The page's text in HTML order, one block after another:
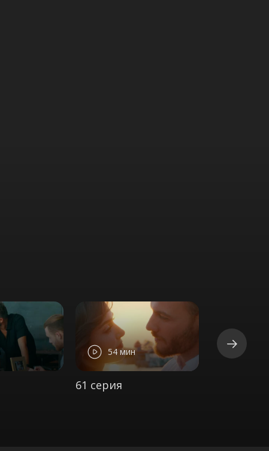
54 мин
61 серия